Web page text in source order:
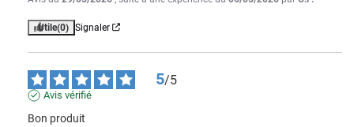
Utile(0) Signaler
5/5
Avis vérifié
Bon produit